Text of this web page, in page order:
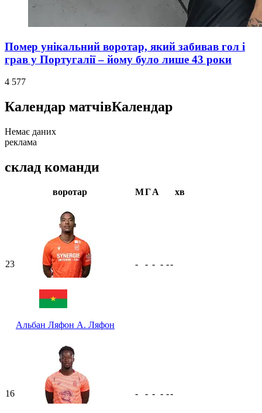
Помер унікальний воротар, який забивав гол і
грав у Португалії – йому було лише 43 роки
4 577
Календар матчівКалендар
Немає даних
реклама
склад команди
воротар МГА хв
23
Альбан Ляфон А. Ляфон
- - - - --
16 - - - - --